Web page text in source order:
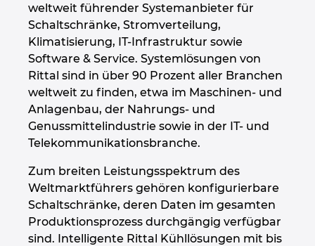
weltweit führender Systemanbieter für
Schaltschränke, Stromverteilung,
Klimatisierung, IT-Infrastruktur sowie
Software & Service. Systemlösungen von
Rittal sind in über 90 Prozent aller Branchen
weltweit zu finden, etwa im Maschinen- und
Anlagenbau, der Nahrungs- und
Genussmittelindustrie sowie in der IT- und
Telekommunikationsbranche.
Zum breiten Leistungsspektrum des
Weltmarktführers gehören konfigurierbare
Schaltschränke, deren Daten im gesamten
Produktionsprozess durchgängig verfügbar
sind. Intelligente Rittal Kühllösungen mit bis
Italien
Japan
Kanada
Kolumbien
Litauen
Luxemburg